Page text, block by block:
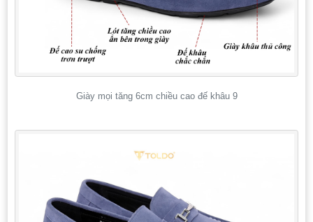
Giày mọi tăng 6cm chiều cao đế khâu 9